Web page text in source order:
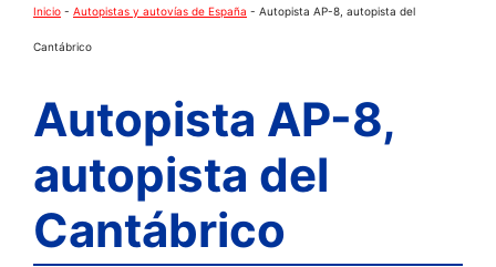
Inicio - Autopistas y autovías de España - Autopista AP-8, autopista del
Cantábrico
Autopista AP-8,
autopista del
Cantábrico